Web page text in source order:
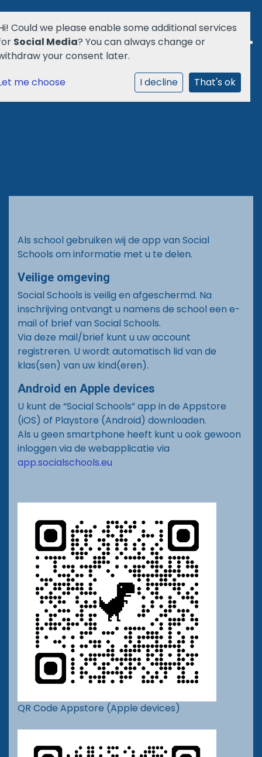
Login Social Schools
Welkom
Praktisch
Documenten
Vacatures
Contact
Als school gebruiken wij de app van Social
Schools om informatie met u te delen.
Veilige omgeving
Social Schools is veilig en afgeschermd. Na
inschrijving ontvangt u namens de school een e-
mail of brief van Social Schools.
Via deze mail/brief kunt u uw account
registreren. U wordt automatisch lid van de
klas(sen) van uw kind(eren).
Android en Apple devices
U kunt de “Social Schools” app in de Appstore
(iOS) of Playstore (Android) downloaden.
Als u geen smartphone heeft kunt u ook gewoon
inloggen via de webapplicatie via
app.socialschools.eu
QR Code Appstore (Apple devices)
Could we please enable some additional services
Social Media? You can always change or
your consent later.
me choose
I decline That's ok